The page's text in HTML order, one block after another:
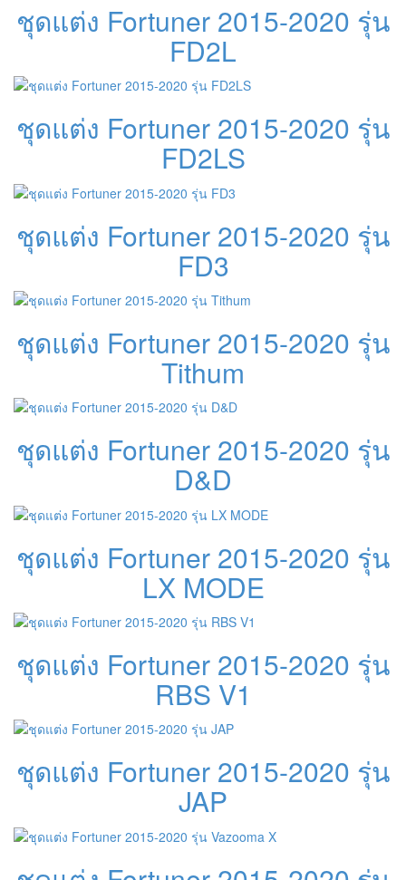
ชุดแต่ง Fortuner 2015-2020 รุ่น
FD2L
ชุดแต่ง Fortuner 2015-2020 รุ่น
FD2LS
ชุดแต่ง Fortuner 2015-2020 รุ่น
FD3
ชุดแต่ง Fortuner 2015-2020 รุ่น
Tithum
ชุดแต่ง Fortuner 2015-2020 รุ่น
D&D
ชุดแต่ง Fortuner 2015-2020 รุ่น
LX MODE
ชุดแต่ง Fortuner 2015-2020 รุ่น
RBS V1
ชุดแต่ง Fortuner 2015-2020 รุ่น
JAP